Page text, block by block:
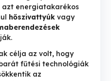
energiatakarékos
hőszivattyúkvagy
célja az volt, hogy
fűtési technológiák
az